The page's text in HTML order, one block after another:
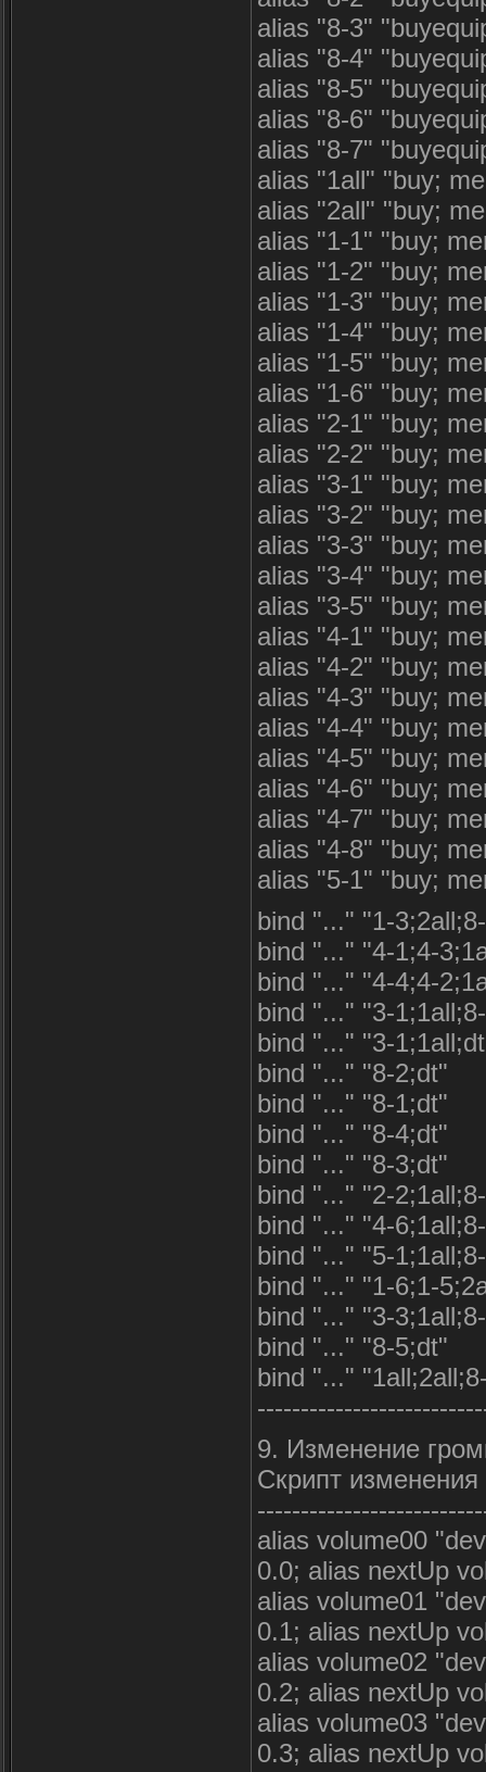
alias "8-3"
alias "8-4"
alias "8-5"
alias "8-6"
alias "8-7"
alias "1all" "buy;
alias "2all" "buy;
alias "1-1" "buy;
alias "1-2" "buy;
alias "1-3" "buy;
alias "1-4" "buy;
alias "1-5" "buy;
alias "1-6" "buy;
alias "2-1" "buy;
alias "2-2" "buy;
alias "3-1" "buy;
alias "3-2" "buy;
alias "3-3" "buy;
alias "3-4" "buy;
alias "3-5" "buy;
alias "4-1" "buy;
alias "4-2" "buy;
alias "4-3" "buy;
alias "4-4" "buy;
alias "4-5" "buy;
alias "4-6" "buy;
alias "4-7" "buy;
alias "4-8" "buy;
alias "5-1" "buy;
bind "..." "1-
bind "..." "4-1;4-
bind "..." "4-4;4-
bind "..." "3-
bind "..." "3-
bind "..." "8-2;dt"
bind "..." "8-1;dt"
bind "..." "8-4;dt"
bind "..." "8-3;dt"
bind "..." "2-
bind "..." "4-
bind "..." "5-
bind "..." "1-6;1-
bind "..." "3-
bind "..." "8-5;dt"
bind "..."
9. Изменение
Скрипт изменения
alias volume00
0.0; alias nextUp
alias volume01
0.1; alias nextUp
alias volume02
0.2; alias nextUp
alias volume03
0.3; alias nextUp